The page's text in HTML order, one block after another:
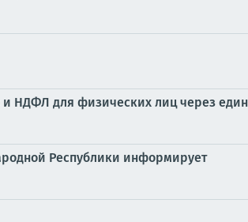
НДФЛ для физических лиц через
Республики информирует